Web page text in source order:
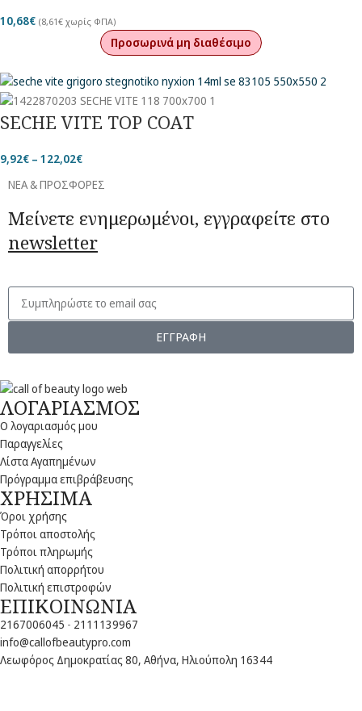
10,68€ (8,61€ χωρίς ΦΠΑ)
Προσωρινά μη διαθέσιμο
SECHE VITE TOP COAT
9,92€ – 122,02€
ΝΕΑ & ΠΡΟΣΦΟΡΕΣ
Μείνετε ενημερωμένοι, εγγραφείτε στο
newsletter
ΕΓΓΡΑΦΗ
ΛΟΓΑΡΙΑΣΜΟΣ
Ο λογαριασμός μου
Παραγγελίες
Λίστα Αγαπημένων
Πρόγραμμα επιβράβευσης
ΧΡΗΣΙΜΑ
Όροι χρήσης
Τρόποι αποστολής
Τρόποι πληρωμής
Πολιτική απορρήτου
Πολιτική επιστροφών
ΕΠΙΚΟΙΝΩΝΙΑ
2167006045 - 2111139967
info@callofbeautypro.com
Λεωφόρος Δημοκρατίας 80, Αθήνα, Ηλιούπολη 16344